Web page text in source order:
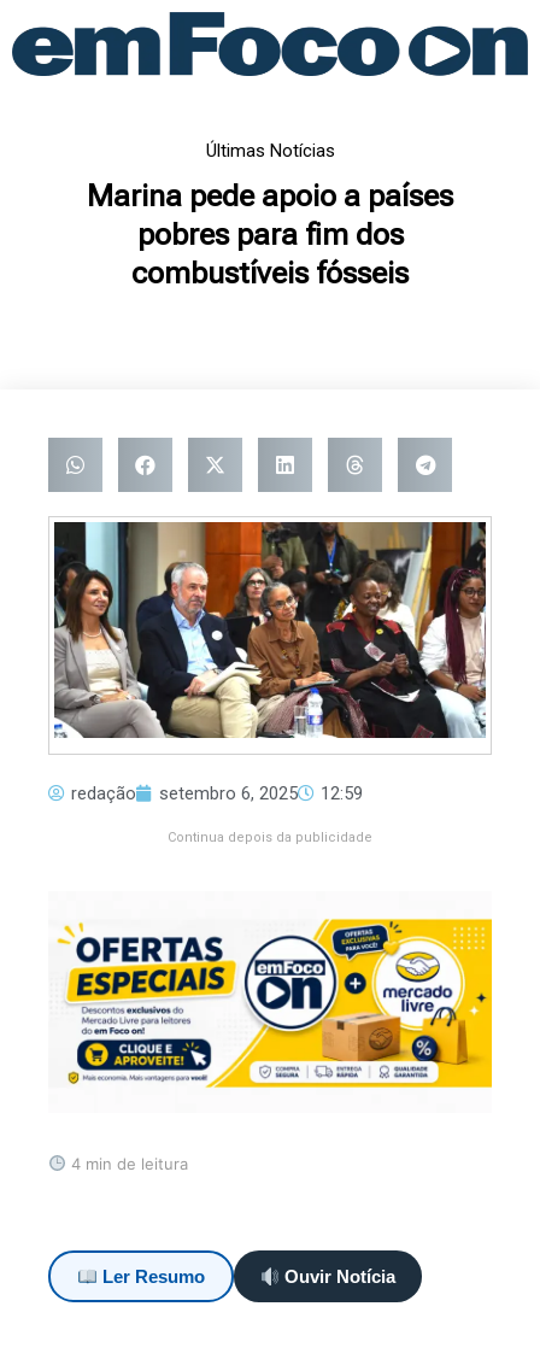
para
Últimas Notícias
Marina pede apoio a países
pobres para fim dos
combustíveis fósseis
redação setembro 6, 2025 12:59
Continua depois da publicidade
4 min de leitura
Ler Resumo Ouvir Notícia